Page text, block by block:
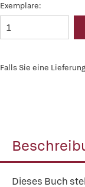
Exemplare:
Falls Sie eine
Dieses Buch